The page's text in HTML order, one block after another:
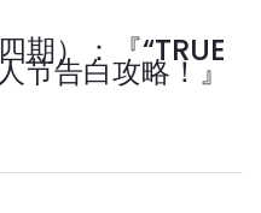
期）：『“TRUE
节告白攻略！』